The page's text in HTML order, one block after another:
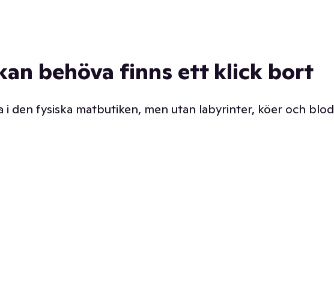
behöva finns ett klick bort
i den fysiska matbutiken, men utan labyrinter, köer och